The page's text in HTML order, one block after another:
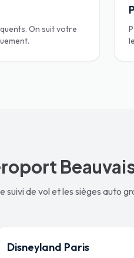
On suit votre
suivi de vol et les sièges auto
Disneyland Paris